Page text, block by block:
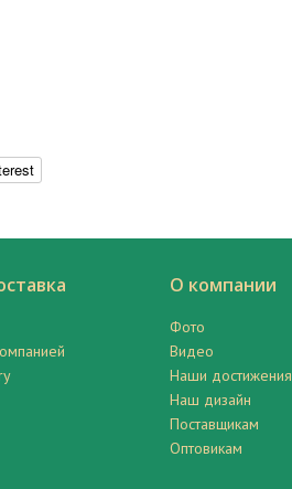
О компании
Фото
Видео
Наши достижения
Наш дизайн
Поставщикам
Оптовикам